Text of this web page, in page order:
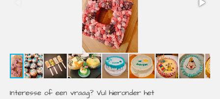
Interesse of een vraag? Vul hieronder het